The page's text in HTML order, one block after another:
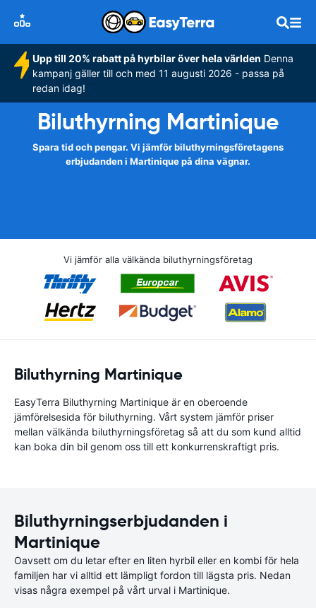
Upp till 20% rabatt på hyrbilar över hela världen Denna
kampanj gäller till och med 11 augusti 2026 - passa på
redan idag!
Biluthyrning Martinique
Spara tid och pengar. Vi jämför biluthyrningsföretagens
erbjudanden i Martinique på dina vägnar.
Vi jämför alla välkända biluthyrningsföretag
Biluthyrning Martinique
EasyTerra Biluthyrning Martinique är en oberoende
jämförelsesida för biluthyrning. Vårt system jämför priser
mellan välkända biluthyrningsföretag så att du som kund alltid
kan boka din bil genom oss till ett konkurrenskraftigt pris.
Biluthyrningserbjudanden i
Martinique
Oavsett om du letar efter en liten hyrbil eller en kombi för hela
familjen har vi alltid ett lämpligt fordon till lägsta pris. Nedan
visas några exempel på vårt urval i Martinique.